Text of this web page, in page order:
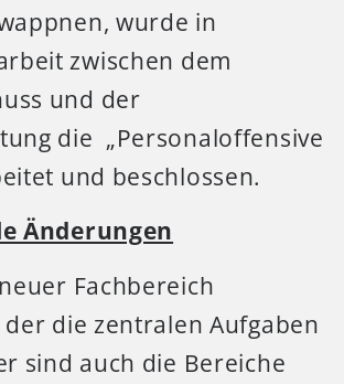
wurde in
zwischen dem
und der
die „Personaloffensive
und beschlossen.
Änderungen
Fachbereich
der die zentralen Aufgaben
sind auch die Bereiche